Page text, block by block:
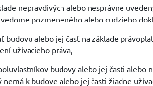
nepravdivých alebo nesprávne
pozmeneného alebo cudzieho
budovu alebo jej časť na základe
užívacieho práva,
budovy alebo jej časti alebo
k budove alebo jej časti žiadne